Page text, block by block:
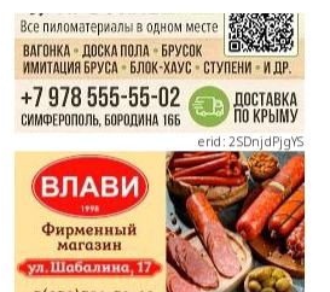
erid: 2SDnjdPjgYS
erid: 2SDnjdvhGXG